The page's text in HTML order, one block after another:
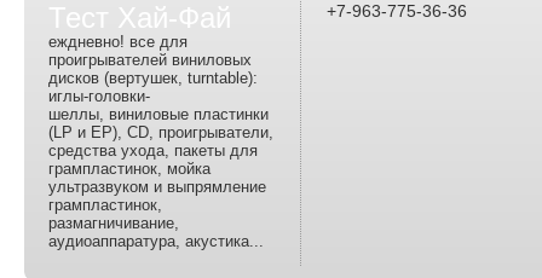
Тест Хай-Фай
еждневно! все для
проигрывателей виниловых
дисков (вертушек, turntable):
иглы-головки-
шеллы, виниловые пластинки
(LP и EP), CD, проигрыватели,
средства ухода, пакеты для
грампластинок, мойка
ультразвуком и выпрямление
грампластинок,
размагничивание,
аудиоаппаратура, акустика...
+7-963-775-36-36